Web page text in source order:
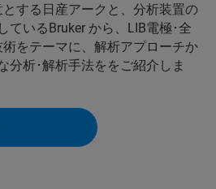
する日産アークと、分析装置の
ているBruker から、LIB電極･全
をテーマに、解析アプローチか
分析･解析手法ををご紹介しま